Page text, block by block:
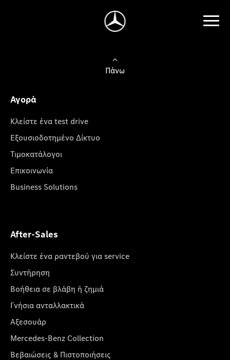
Πάνω
Αγορά
Κλείστε ένα test drive
Εξουσιοδοτημένο Δίκτυο
Τιμοκατάλογοι
Επικοινωνία
Business Solutions
After-Sales
Κλείστε ένα ραντεβού για service
Συντήρηση
Βοήθεια σε βλάβη ή ζημιά
Γνήσια ανταλλακτικά
Αξεσουάρ
Mercedes-Benz Collection
Βεβαιώσεις & Πιστοποιήσεις